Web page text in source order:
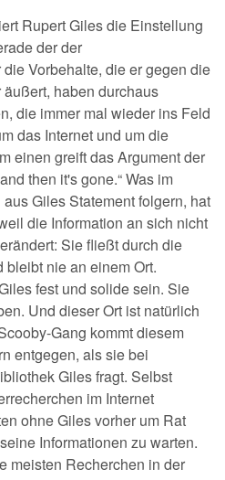
Rupert Giles die Einstellung
der der
Vorbehalte, die er gegen die
haben durchaus
die immer mal wieder ins Feld
das Internet und um die
einen greift das Argument der
then it's gone.“ Was im
Giles Statement folgern, hat
die Information an sich nicht
Sie fließt durch die
nie an einem Ort.
fest und solide sein. Sie
Und dieser Ort ist natürlich
Gang kommt diesem
entgegen, als sie bei
Giles fragt. Selbst
im Internet
ohne Giles vorher um Rat
Informationen zu warten.
meisten Recherchen in der